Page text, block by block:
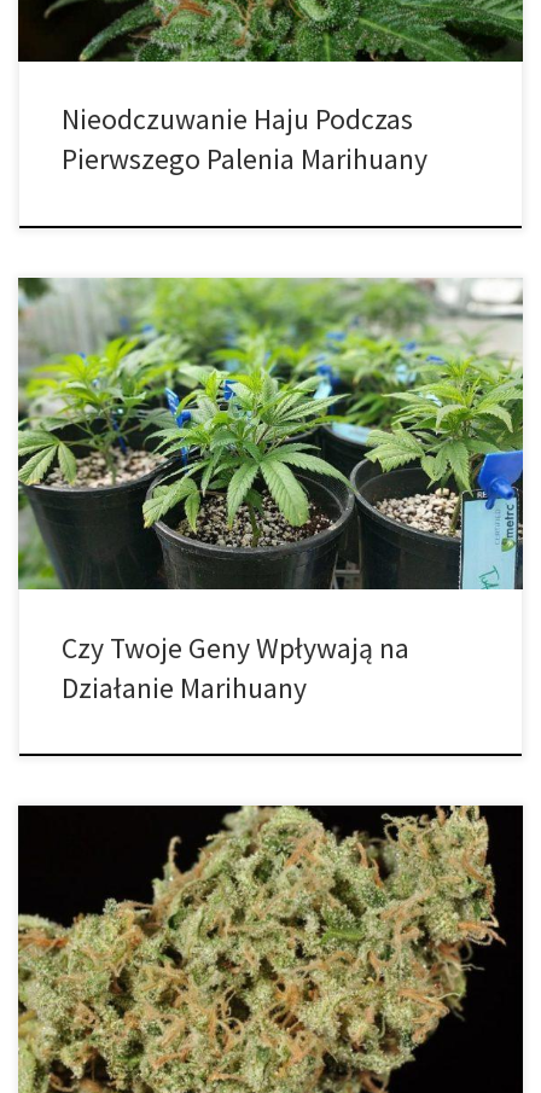
Nieodczuwanie Haju Podczas
Pierwszego Palenia Marihuany
Istnieje wiele czynników wpływających na wpływ marihuany na
każdą osobę. Rodzaj odmiany, moc oraz rodzaj spożycia to tylko
niektóre z czynników, które roślina wnosi do równania. Ale każda
osoba posiada swój własny zestaw zmiennych, takie jak procent
tkanki tłuszczowej, wiek, częstotliwość spożycia i płeć, żeby
wymienić tylko kilka. Jeśli spędzałeś […]
Czy Twoje Geny Wpływają na
Działanie Marihuany
Według firmy badawczej Grand View Research, zajmującej się
badaniami rynku konopi indyjskich, kannabidiol lub CBD jest
jednym z najczęściej stosowanych kannabinoidów w leczeniu
bólu, lęku i depresji, łagodzenia stresu, redukcji trądziku i
łagodzenia objawów raka. Oczekuje się, że rynek ten będzie rósł
tylko przy złożonej rocznej stopie wzrostu (CAGR) wynoszącej […]